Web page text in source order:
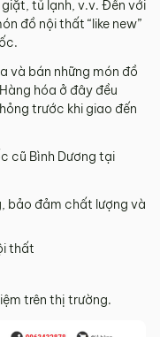
tủ lạnh, v.v. Đến với
đồ nội thất “like new”
và bán những món đồ
hóa ở đây đều
trước khi giao đến
cũ Bình Dương tại
bảo đảm chất lượng và
thất
trên thị trường.